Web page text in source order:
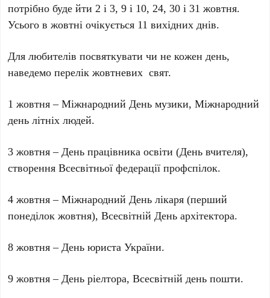
потрібно буде йти 2 і 3, 9 і 10, 24, 30 і 31 жовтня.
Усього в жовтні очікується 11 вихідних днів.
Для любителів посвяткувати чи не кожен день,
наведемо перелік жовтневих свят.
1 жовтня – Міжнародний День музики, Міжнародний
день літніх людей.
3 жовтня – День працівника освіти (День вчителя),
створення Всесвітньої федерації профспілок.
4 жовтня – Міжнародний День лікаря (перший
понеділок жовтня), Всесвітній День архітектора.
8 жовтня – День юриста України.
9 жовтня – День ріелтора, Всесвітній день пошти.